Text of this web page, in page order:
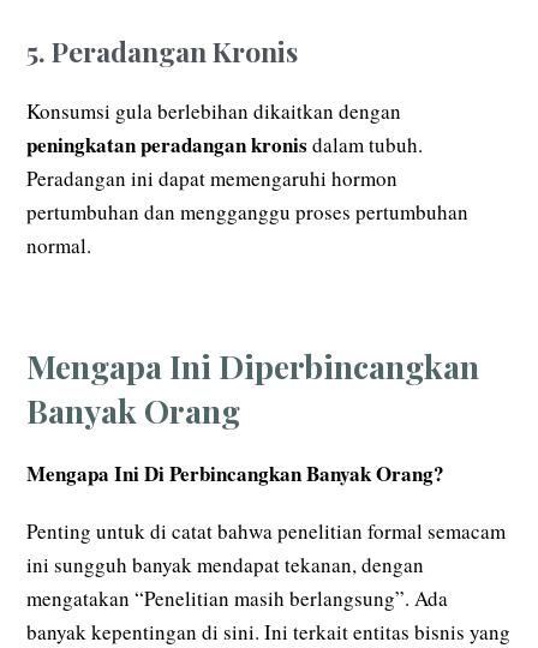
5. Peradangan Kronis
Konsumsi gula berlebihan dikaitkan dengan
peningkatan peradangan kronis dalam tubuh.
Peradangan ini dapat memengaruhi hormon
pertumbuhan dan mengganggu proses pertumbuhan
normal.
Mengapa Ini Diperbincangkan
Banyak Orang
Mengapa Ini Di Perbincangkan Banyak Orang?
Penting untuk di catat bahwa penelitian formal semacam
ini sungguh banyak mendapat tekanan, dengan
mengatakan “Penelitian masih berlangsung”. Ada
banyak kepentingan di sini. Ini terkait entitas bisnis yang